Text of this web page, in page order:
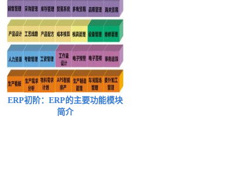
ERP初阶：ERP的主要功能模块
简介